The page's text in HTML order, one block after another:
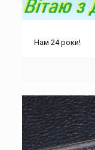
Нам 24 роки!